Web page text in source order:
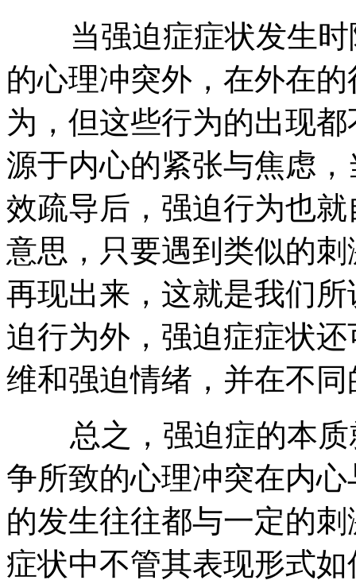
当强迫症症状发生时
的心理冲突外，在外在
为，但这些行为的出现
源于内心的紧张与焦虑
效疏导后，强迫行为也
意思，只要遇到类似的
再现出来，这就是我们
迫行为外，强迫症症状
维和强迫情绪，并在不
总之，强迫症的本质
争所致的心理冲突在内
的发生往往都与一定的
症状中不管其表现形式